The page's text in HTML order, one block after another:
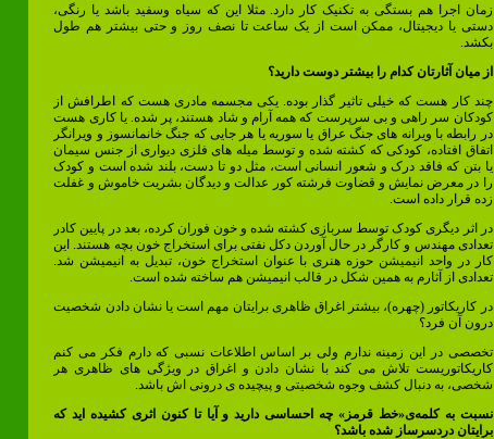
زمان اجرا هم بستگی به تکنیک کار دارد. مثلا این که سیاه وسفید باشد یا رنگی،
دستی یا دیجیتال، ممکن است از یک ساعت تا نصف روز و حتی بیشتر هم طول
بکشد.
از میان آثارتان کدام را بیشتر دوست دارید؟
چند کار هست که خیلی تاثیر گذار بوده. یکی مجسمه مادری هست که اطرافش از
کودکان سر راهی و بی سرپرست که همه آرام و شاد هستند، پر شده. یا کاری هست
در رابطه با ویرانه های جنگ عراق یا سوریه یا هر جایی که جنگ خانمانسوز و ویرانگر
اتفاق افتاده، کودکی که کشته شده و توسط میله های فلزی دیواری از جنس سیمان
یا بتن که فاقد درک و شعور انسانی است، مثل دو تا دست، بلند شده است و کودک
را در معرض نمایش و قضاوت فرشته کور عدالت و دیدگان بشریت خاموش و غفلت
زده قرار داده است.
در اثر دیگری کودک توسط سربازی کشته شده و خون فوران کرده، بعد در پایین کادر
تعدادی مهندس و کارگر در حال آوردن دکل نفتی برای استخراج خون بچه هستند. این
کار در واحد انیمیشن حوزه هنری با عنوان استخراج خون، تبدیل به انیمیشن شد.
تعدادی از آثارم به همین شکل در قالب انیمیشن هم ساخته شده است.
در کاریکاتور (چهره)، بیشتر اغراق ظاهری برایتان مهم است یا نشان دادن شخصیت
درون آن فرد؟
تخصصی در این زمینه ندارم ولی بر اساس اطلاعات نسبی که دارم فکر می کنم
کاریکاتوریست تلاش می کند با نشان دادن و اغراق در ویژگی های ظاهری هر
شخصی، به دنبال کشف وجوه شخصیتی و پیچیده ی درونی اش باشد.
نسبت به کلمه‌ی«خط قرمز» چه احساسی دارید و آیا تا کنون اثری کشیده اید که
برایتان دردسرساز شده باشد؟